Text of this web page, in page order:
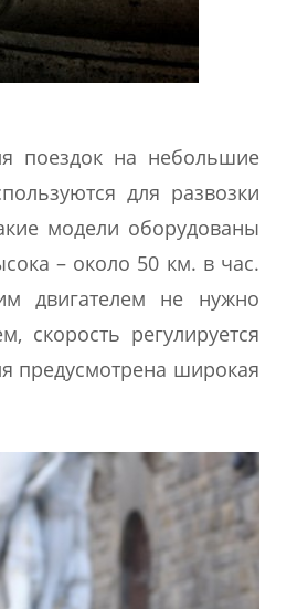
поездок на небольшие
для развозки
модели оборудованы
– около 50 км. в час.
двигателем не нужно
скорость регулируется
предусмотрена широкая